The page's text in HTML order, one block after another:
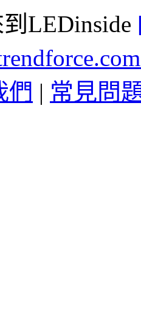
LEDinside
們 | 常見問